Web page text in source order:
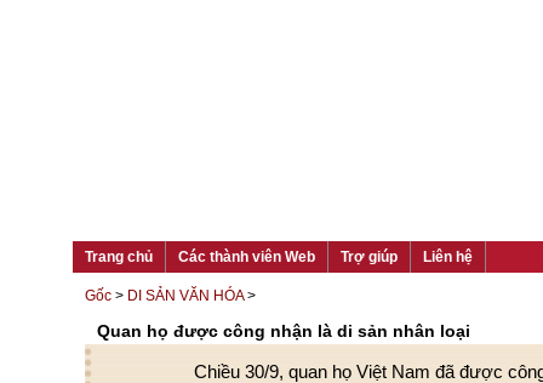
Trang chủ Các thành viên Web Trợ giúp Liên hệ
Gốc > DI SẢN VĂN HÓA>
Quan họ được công nhận là di sản nhân loại
Chiều 30/9, quan họ Việt Nam đã được